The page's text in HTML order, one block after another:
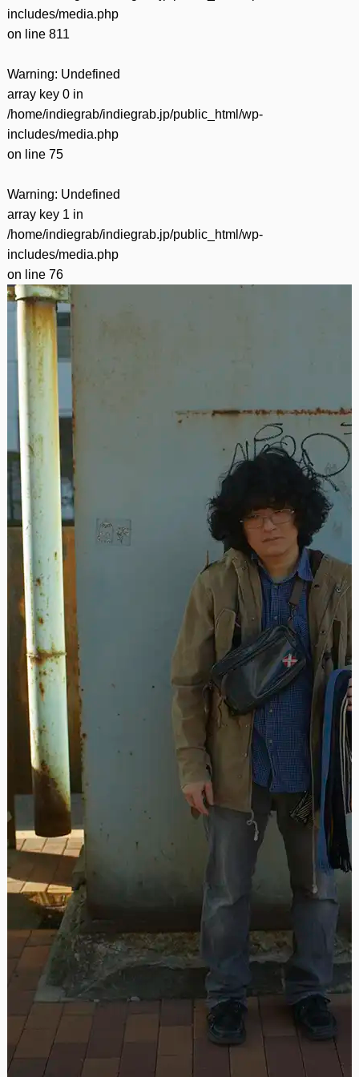
includes/media.php
on line 811
Warning: Undefined
array key 0 in
/home/indiegrab/indiegrab.jp/public_html/wp-
includes/media.php
on line 75
Warning: Undefined
array key 1 in
/home/indiegrab/indiegrab.jp/public_html/wp-
includes/media.php
on line 76